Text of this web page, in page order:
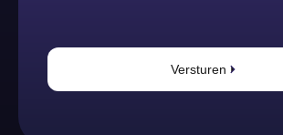
Versturen